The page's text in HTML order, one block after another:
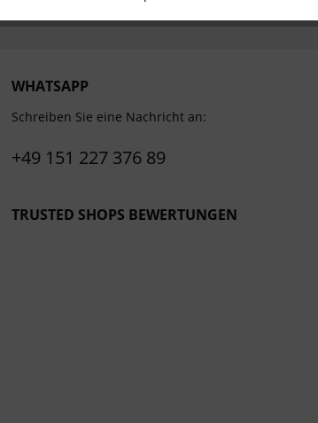
WHATSAPP
Schreiben Sie eine Nachricht an:
+49 151 227 376 89
TRUSTED SHOPS BEWERTUNGEN